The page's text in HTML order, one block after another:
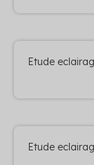
Etude
Etude